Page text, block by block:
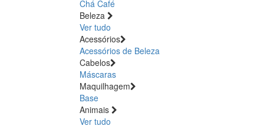
Chá Café
Beleza
Ver tudo
Acessórios
Acessórios de Beleza
Cabelos
Máscaras
Maquilhagem
Base
Animais
Ver tudo